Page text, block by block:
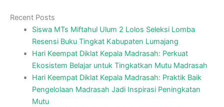
Recent Posts
Siswa MTs Miftahul Ulum 2 Lolos Seleksi Lomba
Resensi Buku Tingkat Kabupaten Lumajang
Hari Keempat Diklat Kepala Madrasah: Perkuat
Ekosistem Belajar untuk Tingkatkan Mutu Madrasah
Hari Keempat Diklat Kepala Madrasah: Praktik Baik
Pengelolaan Madrasah Jadi Inspirasi Peningkatan
Mutu